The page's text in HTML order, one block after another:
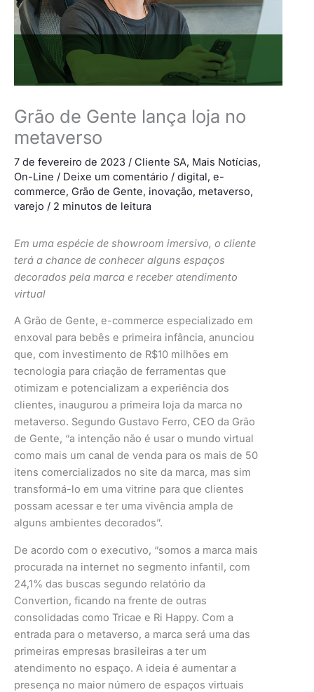
Grão de Gente lança loja no
metaverso
7 de fevereiro de 2023 / Cliente SA, Mais Notícias,
On-Line / Deixe um comentário / digital, e-
commerce, Grão de Gente, inovação, metaverso,
varejo / 2 minutos de leitura
Em uma espécie de showroom imersivo, o cliente
terá a chance de conhecer alguns espaços
decorados pela marca e receber atendimento
virtual
A Grão de Gente, e-commerce especializado em
enxoval para bebês e primeira infância, anunciou
que, com investimento de R$10 milhões em
tecnologia para criação de ferramentas que
otimizam e potencializam a experiência dos
clientes, inaugurou a primeira loja da marca no
metaverso. Segundo Gustavo Ferro, CEO da Grão
de Gente, “a intenção não é usar o mundo virtual
como mais um canal de venda para os mais de 50
itens comercializados no site da marca, mas sim
transformá-lo em uma vitrine para que clientes
possam acessar e ter uma vivência ampla de
alguns ambientes decorados”.
De acordo com o executivo, “somos a marca mais
procurada na internet no segmento infantil, com
24,1% das buscas segundo relatório da
Convertion, ficando na frente de outras
consolidadas como Tricae e Ri Happy. Com a
entrada para o metaverso, a marca será uma das
primeiras empresas brasileiras a ter um
atendimento no espaço. A ideia é aumentar a
presença no maior número de espaços virtuais